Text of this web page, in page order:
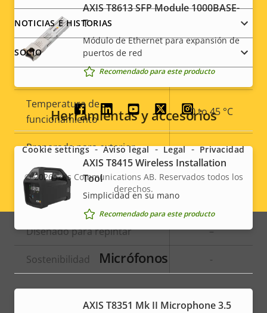
Infrarrojos integrados
Almacenamiento local
(ranura para tarjeta de
Temperatura de
funcionamiento
0 to 45 °C
Preparada para exterior –
Clasificación de vandalismo -
Clasificación IP
Diseñado para repintar –
Sostenibilidad -
Alimentación
AXIS T8613 SFP Module 1000BASE-
T
Módulo de Ethernet para expansión de
puertos de red
Recomendado para este producto
Herramientas y accesorios
AXIS T8415 Wireless Installation
Tool
Simplicidad en su mano
Recomendado para este producto
Micrófonos
AXIS T8351 Mk II Microphone 3.5
NOTICIAS E HISTORIAS
SOCIO
Social
menu
Legal
menu
© 2026Axis Communications AB. Reservados todos los
derechos.
Cookie settings Aviso legal Legal Privacidad